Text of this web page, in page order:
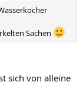
Sachen
sich von alleine